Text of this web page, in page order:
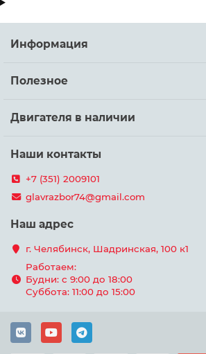
Информация
Полезное
Двигателя в наличии
Наши контакты
+7 (351) 2009101
glavrazbor74@gmail.com
Наш адрес
г. Челябинск, Шадринская, 100 к1
Работаем:
Будни: с 9:00 до 18:00
Суббота: 11:00 до 15:00